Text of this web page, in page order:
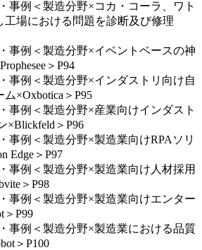
事例＜製造分野×コカ・コーラ、ワト
工場における問題を診断及び修理
事例＜製造分野×イベントベースの神
＞P94
事例＜製造分野×インダストリ向け自
×Oxbotica＞P95
事例＜製造分野×産業向けインダスト
×Blickfeld＞P96
事例＜製造分野×製造業向けRPAソリ
Edge＞P97
事例＜製造分野×製造業向け人材採用
＞P98
事例＜製造分野×製造業向けエンター
＞P99
事例＜製造分野×製造業における品質
＞P100